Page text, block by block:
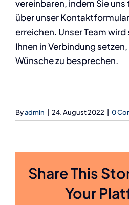
vereinbaren, indem Sie
über unser
erreichen. Unser Team
Ihnen in Verbindung
Wünsche zu besprechen.
Byadmin 24. August 2022 0
Share This
Your